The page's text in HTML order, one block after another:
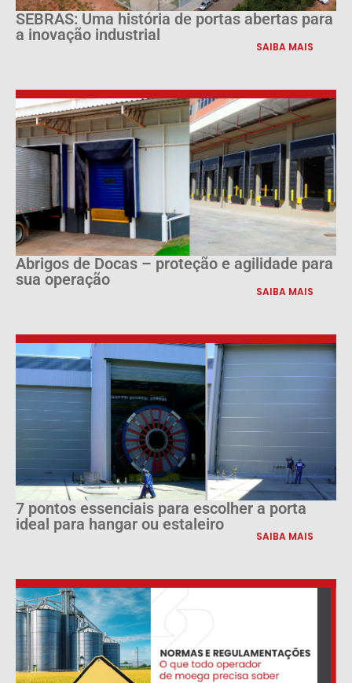
SEBRAS: Uma história de portas abertas para
a inovação industrial
SAIBA MAIS
Abrigos de Docas – proteção e agilidade para
sua operação
SAIBA MAIS
7 pontos essenciais para escolher a porta
ideal para hangar ou estaleiro
SAIBA MAIS